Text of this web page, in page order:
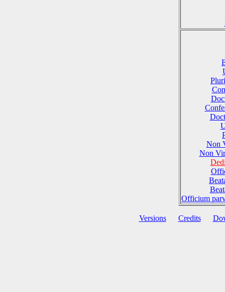
Non
Non
Officium
Versions Credits